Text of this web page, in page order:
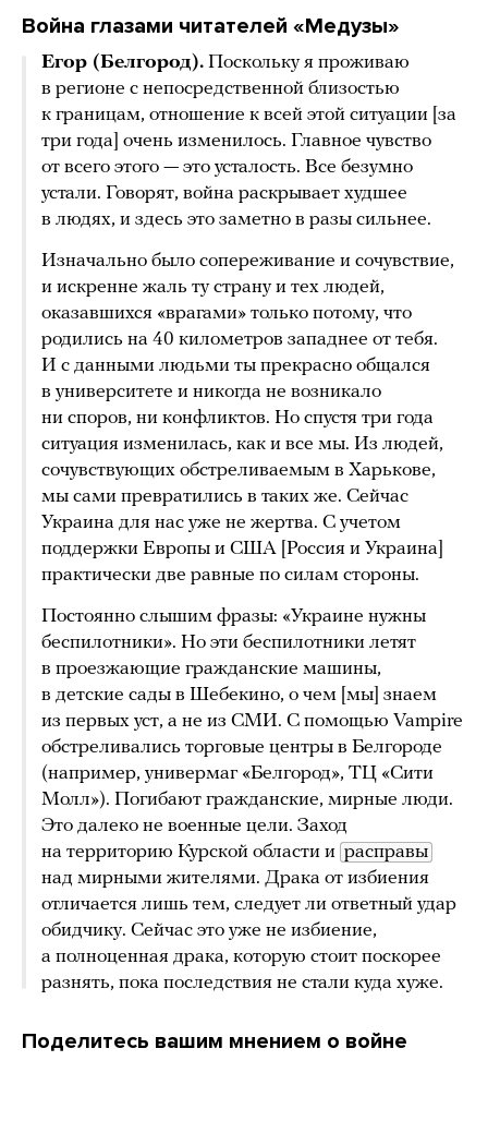
Война глазами читателей «Медузы»
Егор (Белгород). Поскольку я проживаю
в регионе с непосредственной близостью
к границам, отношение к всей этой ситуации [за
три года] очень изменилось. Главное чувство
от всего этого — это усталость. Все безумно
устали. Говорят, война раскрывает худшее
в людях, и здесь это заметно в разы сильнее.
Изначально было сопереживание и сочувствие,
и искренне жаль ту страну и тех людей,
оказавшихся «врагами» только потому, что
родились на 40 километров западнее от тебя.
И с данными людьми ты прекрасно общался
в университете и никогда не возникало
ни споров, ни конфликтов. Но спустя три года
ситуация изменилась, как и все мы. Из людей,
сочувствующих обстреливаемым в Харькове,
мы сами превратились в таких же. Сейчас
Украина для нас уже не жертва. С учетом
поддержки Европы и США [Россия и Украина]
практически две равные по силам стороны.
Постоянно слышим фразы: «Украине нужны
беспилотники». Но эти беспилотники летят
в проезжающие гражданские машины,
в детские сады в Шебекино, о чем [мы] знаем
из первых уст, а не из СМИ. С помощью Vampire
обстреливались торговые центры в Белгороде
(например, универмаг «Белгород», ТЦ «Сити
Молл»). Погибают гражданские, мирные люди.
Это далеко не военные цели. Заход
на территорию Курской области и расправы
над мирными жителями. Драка от избиения
отличается лишь тем, следует ли ответный удар
обидчику. Сейчас это уже не избиение,
а полноценная драка, которую стоит поскорее
разнять, пока последствия не стали куда хуже.
Поделитесь вашим мнением о войне